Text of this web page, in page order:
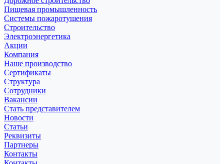
Пищевая промышленность
Системы пожаротушения
Строительство
Электроэнергетика
Акции
Компания
Наше производство
Сертификаты
Структура
Сотрудники
Вакансии
Стать представителем
Новости
Статьи
Реквизиты
Партнеры
Контакты